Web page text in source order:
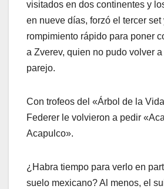
visitados en dos continentes y
en nueve días, forzó el tercer set
rompimiento rápido para poner
a Zverev, quien no pudo volver a
parejo.
Con trofeos del «Árbol de la
Federer le volvieron a pedir
Acapulco».
¿Habra tiempo para verlo en
suelo mexicano? Al menos, el